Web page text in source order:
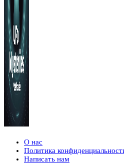
О нас
Политика
Написать нам